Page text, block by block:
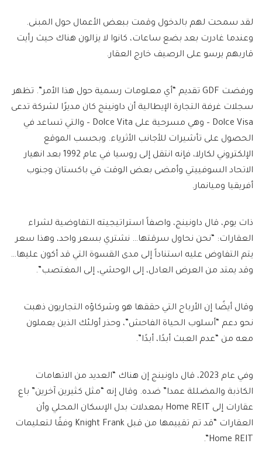
لقد سمحت لهم بالدخول وقمت ببعض الأعمال حول المبنى.
وعندما غادرت بعد بضع ساعات، كانوا لا يزالون هناك حيث رأيت
قاربهم يرسو على الرصيف خارج العقار.
ورفضت GDF تقديم “أي معلومات رسمية حول هذا الأمر”. تظهر
سجلات غرفة التجارة الإيطالية أن داونينج كان مديرًا لشركة تدعى
Dolce Visa – وهي مسرحية على Dolce Vita – والتي تساعد في
الحصول على تأشيرات للأجانب الأثرياء. وبحسب الموقع
الإلكتروني لكارلا، فإنه انتقل إلى روسيا في عام 1992 بعد انهيار
الاتحاد السوفييتي وأمضى بعض الوقت في باكستان وجنوب
أفريقيا وميانمار.
ذات يوم، قال داونينج، واصفاً استراتيجيته التفاوضية لشراء
العقارات: “نحن نحاول سرقتها… نشتري بسعر واحد، وهذا سعر
يتم التفاوض عليه استناداً إلى مدى القسوة التي قد أكون عليها…
وقد يمتد من العرض العادل، إلى الوحشي، إلى المغتصب”.
وقال أيضًا إن الأرباح التي حققها هو وشركاؤه التجاريون ذهبت
نحو دعم “أسلوب الحياة الفاحش”، وحذر أولئك الذين يعملون
معه من “عدم العبث أبدًا، أبدًا”.
وفي عام 2023، قال داونينج إن هناك “العديد من الاتهامات
الكاذبة والمضللة عمدا” ضده. وقال إنه “مثل كثيرين آخرين” باع
عقارات إلى Home REIT بمعدلات بدل الإسكان المحلي وأن
العقارات “قد تم تقييمها من قبل Knight Frank وفقًا لتعليمات
Home REIT”.